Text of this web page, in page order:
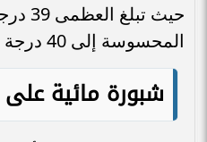
حيث
المحسوسة إلى 40 درجة مئوية.
شبورة مائية